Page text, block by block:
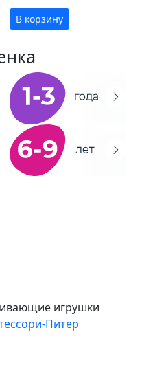
В корзину
игрушки
Питер